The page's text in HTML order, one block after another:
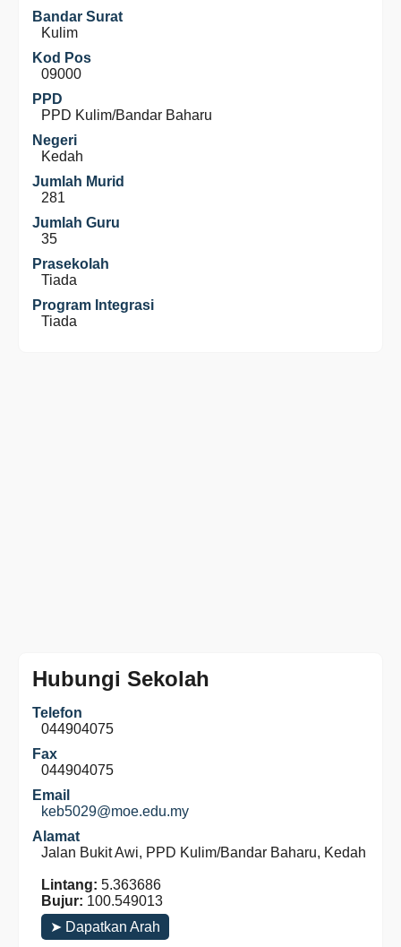
Bandar Surat
Kulim
Kod Pos
09000
PPD
PPD Kulim/Bandar Baharu
Negeri
Kedah
Jumlah Murid
281
Jumlah Guru
35
Prasekolah
Tiada
Program Integrasi
Tiada
Hubungi Sekolah
Telefon
044904075
Fax
044904075
Email
keb5029@moe.edu.my
Alamat
Jalan Bukit Awi, PPD Kulim/Bandar Baharu, Kedah
Lintang: 5.363686
Bujur: 100.549013
➤ Dapatkan Arah